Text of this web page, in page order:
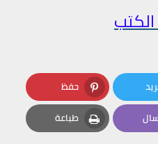
الكتب
حفظ
Pinterest
طباعة
Print